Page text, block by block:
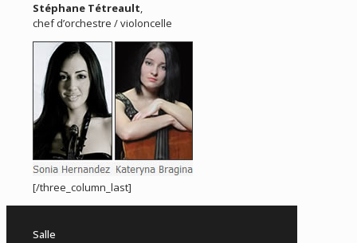
Stéphane Tétreault,
chef d’orchestre / violoncelle
[/three_column_last]
Salle